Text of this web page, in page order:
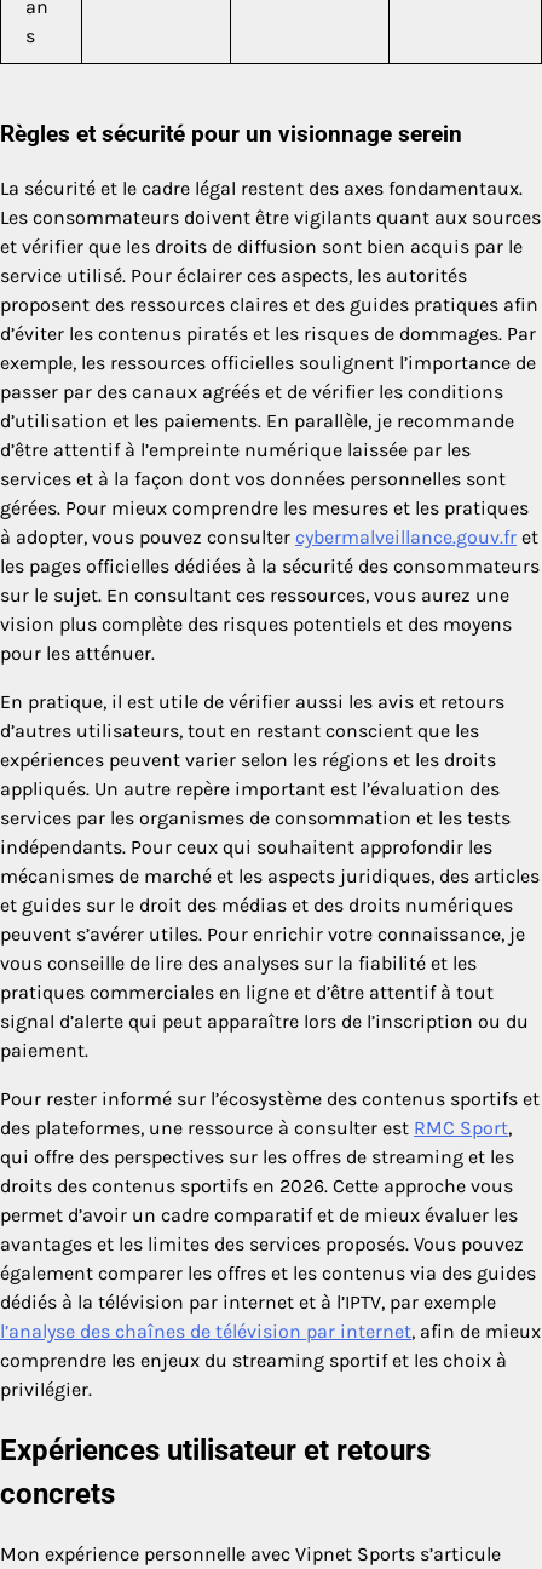
an
s
Règles et sécurité pour un visionnage serein
La sécurité et le cadre légal restent des axes fondamentaux.
Les consommateurs doivent être vigilants quant aux sources
et vérifier que les droits de diffusion sont bien acquis par le
service utilisé. Pour éclairer ces aspects, les autorités
proposent des ressources claires et des guides pratiques afin
d’éviter les contenus piratés et les risques de dommages. Par
exemple, les ressources officielles soulignent l’importance de
passer par des canaux agréés et de vérifier les conditions
d’utilisation et les paiements. En parallèle, je recommande
d’être attentif à l’empreinte numérique laissée par les
services et à la façon dont vos données personnelles sont
gérées. Pour mieux comprendre les mesures et les pratiques
à adopter, vous pouvez consulter cybermalveillance.gouv.fr et
les pages officielles dédiées à la sécurité des consommateurs
sur le sujet. En consultant ces ressources, vous aurez une
vision plus complète des risques potentiels et des moyens
pour les atténuer.
En pratique, il est utile de vérifier aussi les avis et retours
d’autres utilisateurs, tout en restant conscient que les
expériences peuvent varier selon les régions et les droits
appliqués. Un autre repère important est l’évaluation des
services par les organismes de consommation et les tests
indépendants. Pour ceux qui souhaitent approfondir les
mécanismes de marché et les aspects juridiques, des articles
et guides sur le droit des médias et des droits numériques
peuvent s’avérer utiles. Pour enrichir votre connaissance, je
vous conseille de lire des analyses sur la fiabilité et les
pratiques commerciales en ligne et d’être attentif à tout
signal d’alerte qui peut apparaître lors de l’inscription ou du
paiement.
Pour rester informé sur l’écosystème des contenus sportifs et
des plateformes, une ressource à consulter est RMC Sport,
qui offre des perspectives sur les offres de streaming et les
droits des contenus sportifs en 2026. Cette approche vous
permet d’avoir un cadre comparatif et de mieux évaluer les
avantages et les limites des services proposés. Vous pouvez
également comparer les offres et les contenus via des guides
dédiés à la télévision par internet et à l’IPTV, par exemple
l’analyse des chaînes de télévision par internet, afin de mieux
comprendre les enjeux du streaming sportif et les choix à
privilégier.
Expériences utilisateur et retours
concrets
Mon expérience personnelle avec Vipnet Sports s’articule